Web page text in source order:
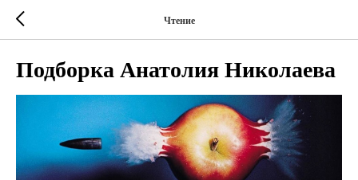
Чтение
Подборка Анатолия Николаева